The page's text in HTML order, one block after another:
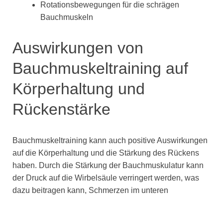
Rotationsbewegungen für die schrägen
Bauchmuskeln
Auswirkungen von
Bauchmuskeltraining auf
Körperhaltung und
Rückenstärke
Bauchmuskeltraining kann auch positive Auswirkungen
auf die Körperhaltung und die Stärkung des Rückens
haben. Durch die Stärkung der Bauchmuskulatur kann
der Druck auf die Wirbelsäule verringert werden, was
dazu beitragen kann, Schmerzen im unteren